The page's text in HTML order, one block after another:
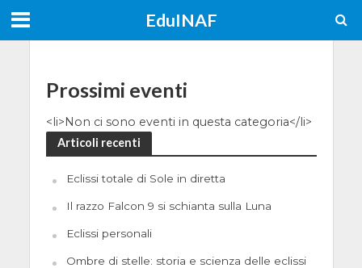
EduINAF
Prossimi eventi
<li>Non ci sono eventi in questa categoria</li>
Articoli recenti
Eclissi totale di Sole in diretta
Il razzo Falcon 9 si schianta sulla Luna
Eclissi personali
Ombre di stelle: storia e scienza delle eclissi